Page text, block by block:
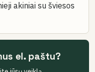
akiniai su šviesos
el. paštu?